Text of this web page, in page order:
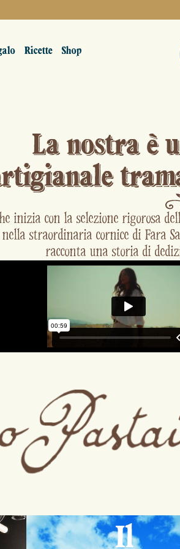
Ricette Shop
La nostra è
inizia con la selezione rigorosa
straordinaria cornice di Fara
racconta una storia di
Il